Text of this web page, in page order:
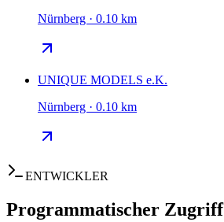
Nürnberg · 0.10 km
UNIQUE MODELS e.K.
Nürnberg · 0.10 km
ENTWICKLER
Programmatischer Zugriff